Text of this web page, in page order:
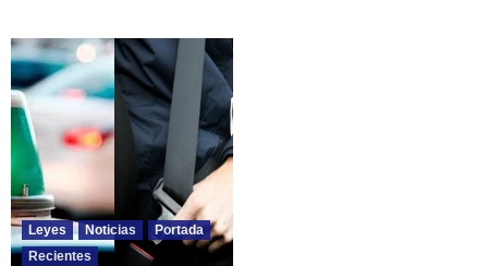
Leyes Noticias
Portada
Recientes